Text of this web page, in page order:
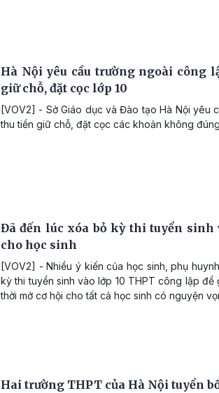
Hà Nội yêu cầu trường ngoài công
giữ chỗ, đặt cọc lớp 10
[VOV2] - Sở Giáo dục và Đào tạo Hà Nội yêu
thu tiền giữ chỗ, đặt cọc các khoản không
Đã đến lúc xóa bỏ kỳ thi tuyển sinh
cho học sinh
[VOV2] - Nhiều ý kiến của học sinh, phụ
kỳ thi tuyển sinh vào lớp 10 THPT công lập
thời mở cơ hội cho tất cả học sinh có nguyện
Hai trường THPT của Hà Nội tuyển